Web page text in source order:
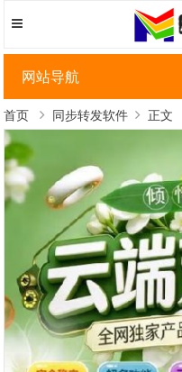
网站导航
首页 同步转发软件 正文